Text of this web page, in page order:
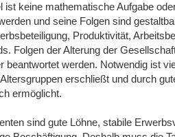
ist keine mathematische Aufgabe
und seine Folgen sind
Produktivität,
Folgen der Alterung der
beantwortet werden. Notwendig ist
erschließt und durch
ermöglicht.
sind gute Löhne, stabile